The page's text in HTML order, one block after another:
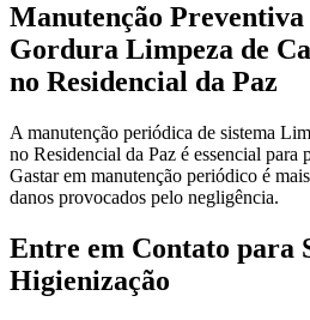
Manutenção Preventiva
Gordura Limpeza de
no Residencial da Paz
A manutenção periódica de sistema
no Residencial da Paz é essencial
Gastar em manutenção periódico é
danos provocados pelo negligência.
Entre em Contato para
Higienização